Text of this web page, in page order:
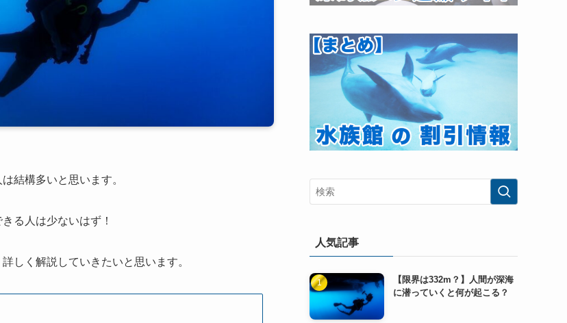
結構多いと思います。
る人は少ないはず！
しく解説していきたいと思います。
人気記事
【限界は332m？】人間が深海
に潜っていくと何が起こる？